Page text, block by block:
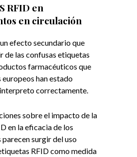
RFID en
en circulación
efecto secundario que
de las confusas etiquetas
farmacéuticos que
europeos han estado
correctamente.
sobre el impacto de la
en la eficacia de los
surgir del uso
RFID como medida